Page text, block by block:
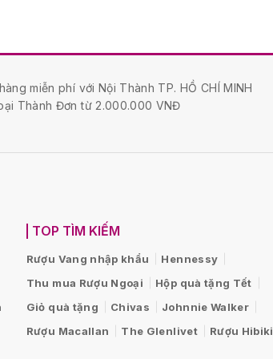
miễn phí với Nội Thành TP. HỒ CHÍ MINH
Thành Đơn từ 2.000.000 VNĐ
TOP TÌM KIẾM
Rượu Vang nhập khẩu
Hennessy
Thu mua Rượu Ngoại
Hộp quà tặng Tết
Giỏ quà tặng
Chivas
Johnnie Walker
Rượu Macallan
The Glenlivet Rượu Hibiki